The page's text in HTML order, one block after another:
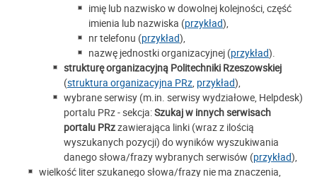
imię lub nazwisko w dowolnej kolejności, część
imienia lub nazwiska (przykład),
nr telefonu (przykład),
nazwę jednostki organizacyjnej (przykład).
strukturę organizacyjną Politechniki Rzeszowskiej
(struktura organizacyjna PRz, przykład),
wybrane serwisy (m.in. serwisy wydziałowe, Helpdesk)
portalu PRz - sekcja:Szukaj w innych serwisach
portalu PRzzawierająca linki (wraz z ilością
wyszukanych pozycji) do wyników wyszukiwania
danego słowa/frazy wybranych serwisów (przykład),
wielkość liter szukanego słowa/frazy nie ma znaczenia,